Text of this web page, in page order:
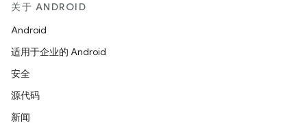
关于 ANDROID
Android
适用于企业的 Android
安全
源代码
新闻